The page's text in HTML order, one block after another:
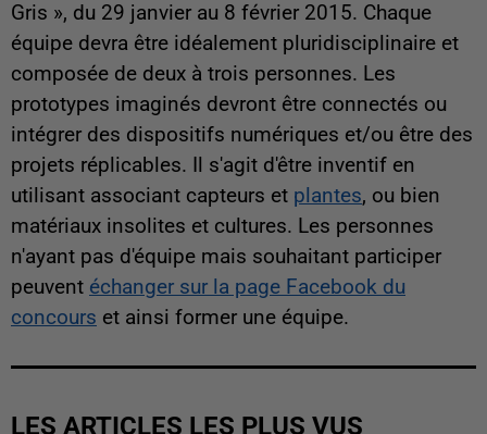
Gris », du 29 janvier au 8 février 2015. Chaque
équipe devra être idéalement pluridisciplinaire et
composée de deux à trois personnes. Les
prototypes imaginés devront être connectés ou
intégrer des dispositifs numériques et/ou être des
projets réplicables. Il s'agit d'être inventif en
utilisant associant capteurs et plantes, ou bien
matériaux insolites et cultures. Les personnes
n'ayant pas d'équipe mais souhaitant participer
peuvent échanger sur la page Facebook du
concours et ainsi former une équipe.
LES ARTICLES LES PLUS VUS